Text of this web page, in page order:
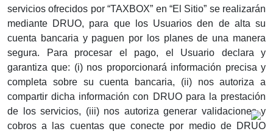
servicios ofrecidos por “TAXBOX” en “El Sitio” se realizarán
mediante DRUO, para que los Usuarios den de alta su
cuenta bancaria y paguen por los planes de una manera
segura. Para procesar el pago, el Usuario declara y
garantiza que: (i) nos proporcionará información precisa y
completa sobre su cuenta bancaria, (ii) nos autoriza a
compartir dicha información con DRUO para la prestación
de los servicios, (iii) nos autoriza generar validaciones y
cobros a las cuentas que conecte por medio de DRUO